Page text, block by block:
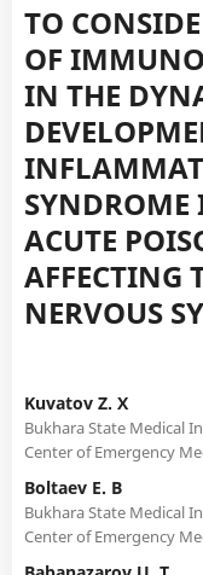
TO
OF
IN THE
SYNDROME
ACUTE
AFFECTING
NERVOUS
Kuvatov Z. X
Bukhara State Medical
Center of Emergency
Boltaev E. B
Bukhara State Medical
Center of Emergency